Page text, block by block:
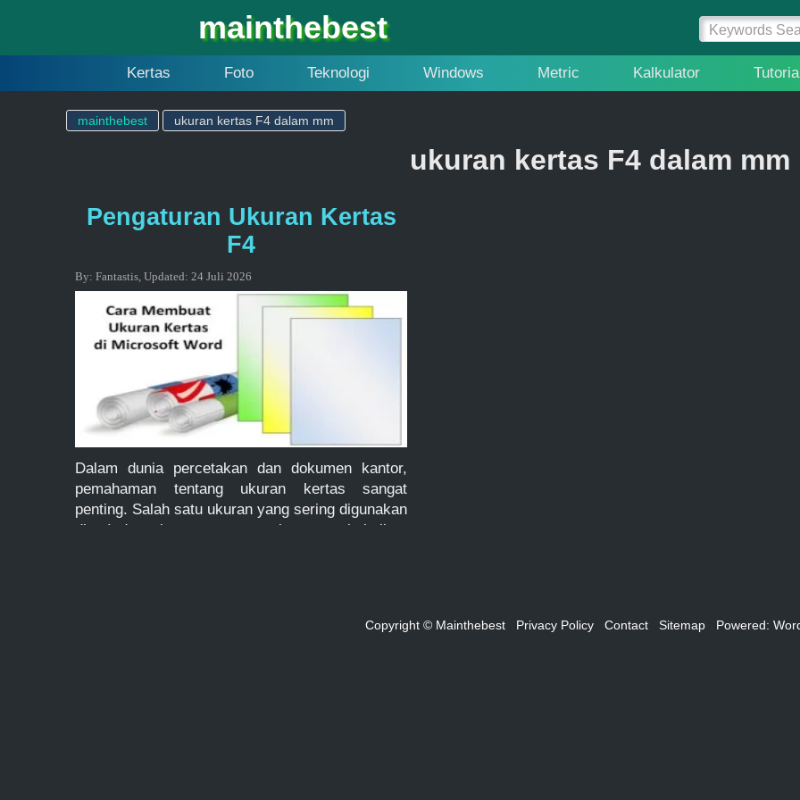
mainthebest
Kertas Foto Teknologi Windows Metric Kalkulator
mainthebest ukuran kertas F4 dalam mm
ukuran kertas F4 dalam mm
Pengaturan Ukuran Kertas
F4
By: Fantastis, Updated: 24 Juli 2026
Dalam dunia percetakan dan dokumen kantor,
pemahaman tentang ukuran kertas sangat
penting. Salah satu ukuran yang sering digunakan
di Indonesia namun sering menimbulkan
sesuai dengan ukuran kertas yang digunakan. DiCopyright © Mainthebest Privacy Policy Contact Sitemap Powered: